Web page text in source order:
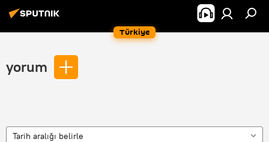
Türkiye
yorum
Tarih aralığı belirle